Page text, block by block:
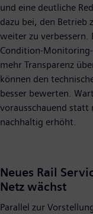
und eine deutliche
dazu bei, den Betrieb
weiter zu verbessern.
Condition-
mehr Transparenz
können den
besser bewerten.
vorausschauend statt
nachhaltig erhöht.
Neues Rail
Netz wächst
Parallel zur